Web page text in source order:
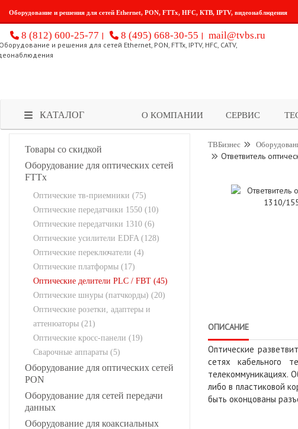
Оборудование и решения для сетей Ethernet, PON, FTTx, HFC, КТВ, IPTV, видеонаблюдения
8 (812) 600-25-77 8 (495) 668-30-55 mail@tvbs.ru
КАТАЛОГ О КОМПАНИИ СЕРВИС
Товары со скидкой
Оборудование для оптических сетей
FTTx
Оптические тв-приемники (75)
Оптические передатчики 1550 (10)
Оптические передатчики 1310 (6)
Оптические усилители EDFA (128)
Оптические переключатели (4)
Оптические платформы (17)
Оптические делители PLC / FBT (45)
Оптические шнуры (патчкорды) (20)
Оптические розетки, адаптеры и
аттенюаторы (21)
Оптические кросс-панели (19)
Сварочные аппараты (5)
Оборудование для оптических сетей
PON
Оборудование для сетей передачи
данных
Оборудование для коаксиальных
ТВБизнес
Ответвитель
ОПИСАНИЕ
Оптические
сетях кабельного
телекоммуникациях.
либо в пластиковой
быть оконцованы